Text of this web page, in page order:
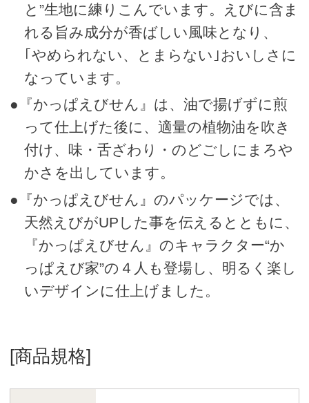
と”生地に練りこんでいます。えびに含ま
れる旨み成分が香ばしい風味となり、
｢やめられない、とまらない｣おいしさに
なっています。
●『かっぱえびせん』は、油で揚げずに煎
って仕上げた後に、適量の植物油を吹き
付け、味・舌ざわり・のどごしにまろや
かさを出しています。
●『かっぱえびせん』のパッケージでは、
天然えびがUPした事を伝えるとともに、
『かっぱえびせん』のキャラクター“か
っぱえび家”の４人も登場し、明るく楽し
いデザインに仕上げました。
[商品規格]